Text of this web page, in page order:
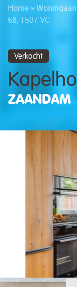
Home »
68, 1507 VC
Verkocht
ZAANDAM